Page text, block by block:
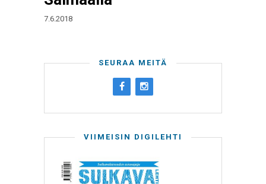
7.6.2018
SEURAA MEITÄ
VIIMEISIN DIGILEHTI